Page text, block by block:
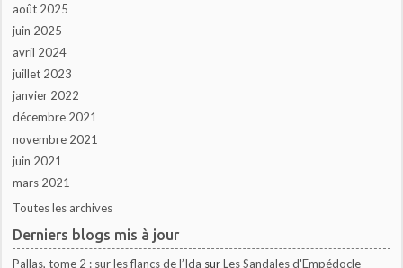
août 2025
juin 2025
avril 2024
juillet 2023
janvier 2022
décembre 2021
novembre 2021
juin 2021
mars 2021
Toutes les archives
Derniers blogs mis à jour
Pallas, tome 2 : sur les flancs de l’Ida surLes Sandales d'Empédocle